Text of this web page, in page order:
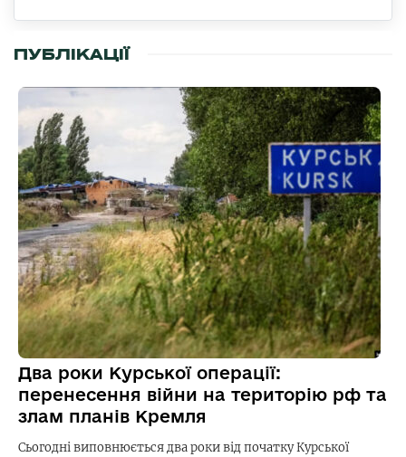
ПУБЛІКАЦІЇ
Два роки Курської операції:
перенесення війни на територію рф та
злам планів Кремля
Сьогодні виповнюється два роки від початку Курської